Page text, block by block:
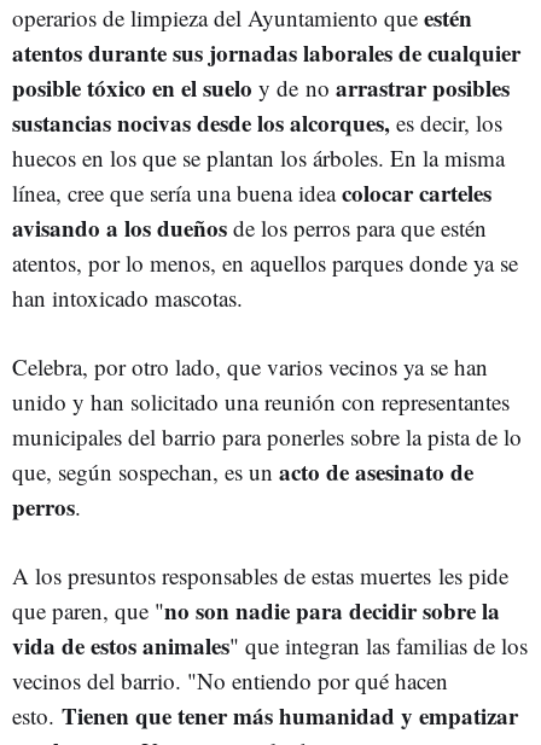
operarios de limpieza del Ayuntamiento que estén
atentos durante sus jornadas laborales de cualquier
posible tóxico en el suelo y de no arrastrar posibles
sustancias nocivas desde los alcorques, es decir, los
huecos en los que se plantan los árboles. En la misma
línea, cree que sería una buena ideacolocar carteles
avisando a los dueños de los perros para que estén
atentos, por lo menos, en aquellos parques donde ya se
han intoxicado mascotas.
Celebra, por otro lado, que varios vecinos ya se han
unido y han solicitado una reunión con representantes
municipales del barrio para ponerles sobre la pista de lo
que, según sospechan, es un acto de asesinato de
perros.
A los presuntos responsables de estas muertes les pide
que paren, que "no son nadie para decidir sobre la
vida de estos animales" que integran las familias de los
vecinos del barrio. "No entiendo por qué hacen
esto. Tienen que tener más humanidad y empatizar